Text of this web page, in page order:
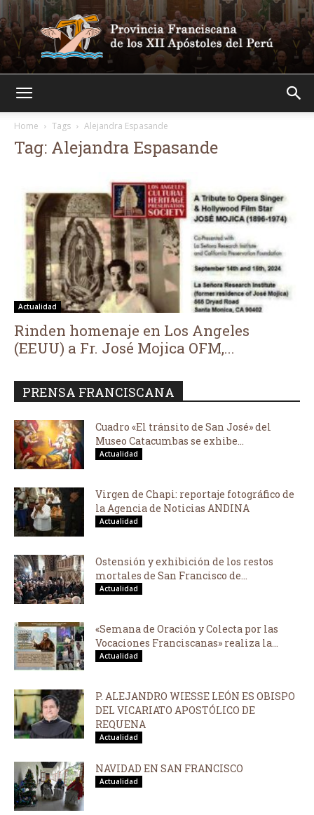
Home
Tags Alejandra Espasande
Tag: Alejandra Espasande
Actualidad
Rinden homenaje en Los Angeles
(EEUU) a Fr. José Mojica OFM,...
PRENSA FRANCISCANA
Cuadro «El tránsito de San José» del
Museo Catacumbas se exhibe...
Actualidad
Virgen de Chapi: reportaje fotográfico de
la Agencia de Noticias ANDINA
Actualidad
Ostensión y exhibición de los restos
mortales de San Francisco de...
Actualidad
«Semana de Oración y Colecta por las
Vocaciones Franciscanas» realiza la...
Actualidad
P. ALEJANDRO WIESSE LEÓN ES OBISPO
DEL VICARIATO APOSTÓLICO DE
REQUENA
Actualidad
NAVIDAD EN SAN FRANCISCO
Actualidad